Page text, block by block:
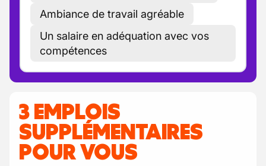
Ambiance de travail agréable
Un salaire en adéquation avec vos
compétences
3 EMPLOIS
SUPPLÉMENTAIRES
POUR VOUS